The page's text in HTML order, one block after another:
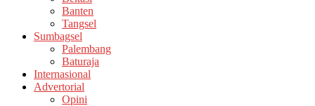
Banten
Tangsel
Sumbagsel
Palembang
Baturaja
Internasional
Advertorial
Opini